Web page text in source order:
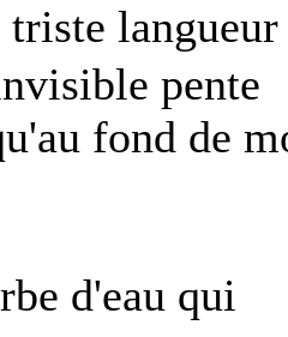
pente
fond de
d'eau qui